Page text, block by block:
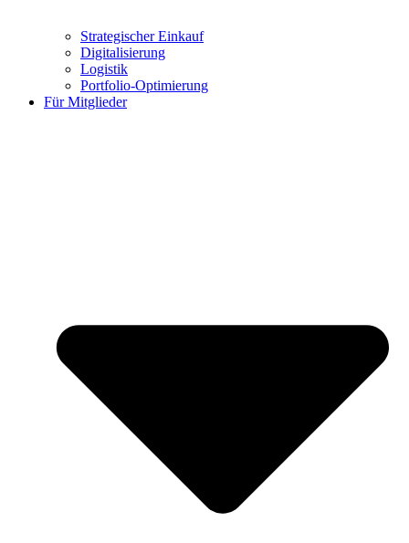
Strategischer Einkauf
Digitalisierung
Logistik
Portfolio-Optimierung
Für Mitglieder